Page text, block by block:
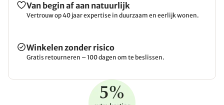
Van begin af aan natuurlijk
Vertrouw op 40 jaar expertise in duurzaam en eerlijk wonen.
Winkelen zonder risico
Gratis retourneren – 100 dagen om te beslissen.